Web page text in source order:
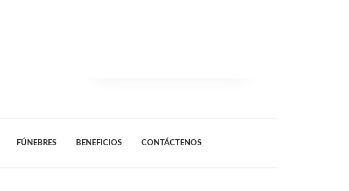
FÚNEBRES BENEFICIOS CONTÁCTENOS